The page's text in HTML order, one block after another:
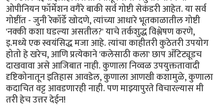
ओपीनियन फॉर्मेशन वगैरे बाकी सर्व गोष्टी सेकंडरी आहेत. या सर्व
गोष्टींत - जुनी रेकॉर्डे खोदणे, त्यांच्या आधारे भूतकाळातील गोष्टी
'नक्की कशा घडल्या असतील?' याचे तर्कशुद्ध विश्लेषण करणे,
इ.मध्ये एक स्वयंसिद्ध मजा आहे. त्यांचा काहीतरी कुठेतरी उपयोग
होतो हे खरेच, आणि प्रत्येकाने 'कलेसाठी कला' छाप अ‍ॅटिट्यूडच
दाखवावा असे आजिबात नाही. कुणाला निव्वळ उपयुक्ततावादी
दृष्टिकोनातून इतिहास आवडेल, कुणाला आणखी कशामुळे, कुणाला
कदाचित वट्ट आवडणारही नाही. पण माझ्यापुरते विचारल्यास मी
तरी हेच उत्तर देईन!